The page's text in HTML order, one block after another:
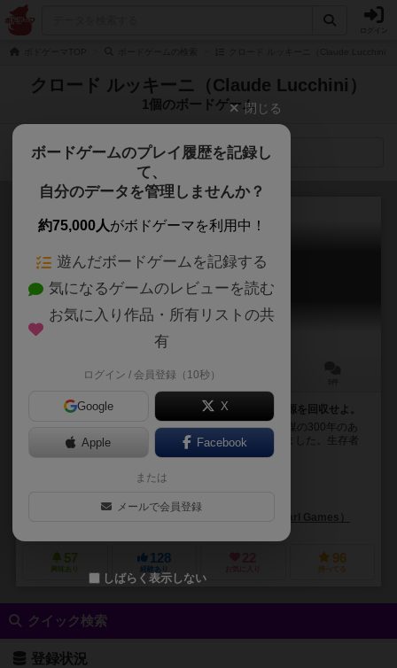
クロード ルッキーニ（Claude Lucchini）
1個のボードゲーム
検索メニュー
オーティス
Otys
60分前後
22世紀、海面水位上昇により水没した世界で、海底資源を回収せよ。
22世紀のまっただ中にようこそ。不摂生、否定、無謀の300年のあ
と、海面水位の上昇が陸地の最後のかけらを飲み込みました。生存者
たちは、かつてないほど高くそびえ立っている海上...
クロード・ルッキーニ（Claude Lucchini）
パール ゲームズ（Pearl Games）
57
興味あり
128
経験あり お気に入り
96
持ってる
クイック検索
登録状況
閉じる
ボードゲームのプレイ履歴を記録し
て、
自分のデータを管理しませんか？
約75,000人がボドゲーマを利用中！
遊んだボードゲームを記録する
気になるゲームのレビューを読む
お気に入り作品・所有リストの共
有
ログイン / 会員登録（10秒）
Google X
Apple Facebook
または
メールで会員登録
しばらく表示しない